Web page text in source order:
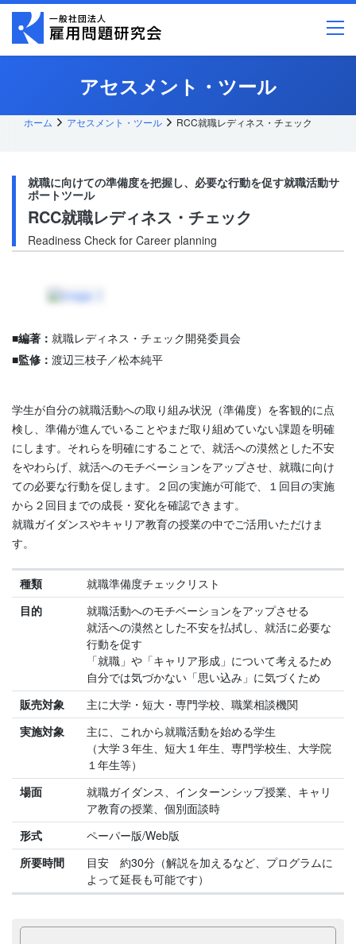
メ
ン
アセスメント・ツール
ホーム アセスメント・ツール RCC就職レディネス・チェック
就職に向けての準備度を把握し、必要な行動を促す就職活動サ
ポートツール
RCC就職レディネス・チェック
Readiness Check for Career planning
■編著： 就職レディネス・チェック開発委員会
■監修： 渡辺三枝子／松本純平
学生が自分の就職活動への取り組み状況（準備度）を客観的に点
検し、準備が進んでいることやまだ取り組めていない課題を明確
にします。それらを明確にすることで、就活への漠然とした不安
をやわらげ、就活へのモチベーションをアップさせ、就職に向け
ての必要な行動を促します。２回の実施が可能で、１回目の実施
から２回目までの成長・変化を確認できます。
就職ガイダンスやキャリア教育の授業の中でご活用いただけま
す。
種類
就職準備度チェックリスト
目的
就職活動へのモチベーションをアップさせる
就活への漠然とした不安を払拭し、就活に必要な
行動を促す
「就職」や「キャリア形成」について考えるため
自分では気づかない「思い込み」に気づくため
販売対象
主に大学・短大・専門学校、職業相談機関
実施対象
主に、これから就職活動を始める学生
（大学３年生、短大１年生、専門学校生、大学院
１年生等）
場面
就職ガイダンス、インターンシップ授業、キャリ
ア教育の授業、個別面談時
形式
ペーパー版/Web版
所要時間
目安 約30分（解説を加えるなど、プログラムに
よって延長も可能です）